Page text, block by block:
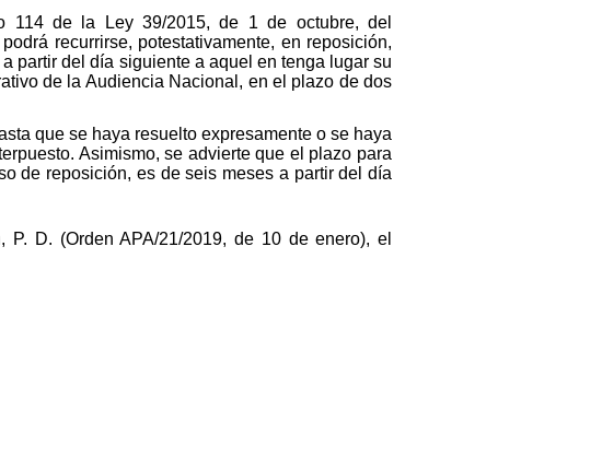
114 de la Ley 39/2015, de 1 de octubre, del
recurrirse, potestativamente, en reposición,
partir del día siguiente a aquel en tenga lugar su
de la Audiencia Nacional, en el plazo de dos
que se haya resuelto expresamente o se haya
Asimismo, se advierte que el plazo para
de reposición, es de seis meses a partir del día
D. (Orden APA/21/2019, de 10 de enero), el